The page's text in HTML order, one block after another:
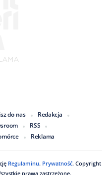
do nas
Redakcja
RSS
Reklama
Regulaminu. Prywatność. Copyright
prawa zastrzeżone.